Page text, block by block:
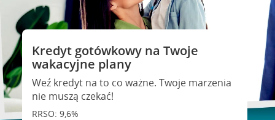
Kredyt gotówkowy na Twoje
wakacyjne plany
Weź kredyt na to co ważne. Twoje marzenia
nie muszą czekać!
RRSO: 9,6%